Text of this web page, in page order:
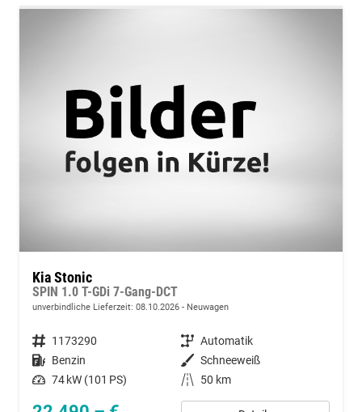
Kia Stonic
SPIN 1.0 T-GDi 7-Gang-DCT
unverbindliche Lieferzeit: 08.10.2026 Neuwagen
Fahrzeugnummer 1173290 Getriebe Automatik
Kraftstoff Benzin Außenfarbe Schneeweiß
Leistung 74 kW (101 PS) Kilometerstand 50 km